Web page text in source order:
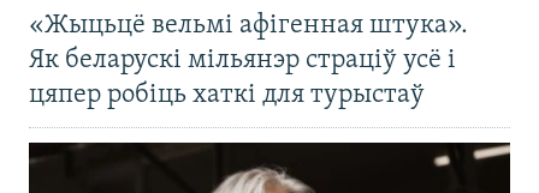
«Жыцьцё вельмі афігенная штука».
Як беларускі мільянэр страціў усё і
цяпер робіць хаткі для турыстаў